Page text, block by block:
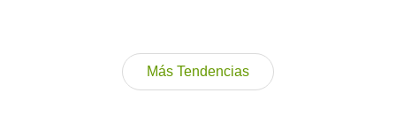
Más Tendencias